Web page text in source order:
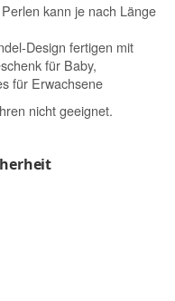
kann je nach Länge
Design fertigen mit
für Baby,
für Erwachsene
nicht geeignet.